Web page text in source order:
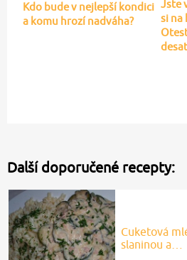
Kdo bude v nejlepší kondici
a komu hrozí nadváha?
Jste
si na
Další doporučené recepty:
Cuketová
slaninou a…